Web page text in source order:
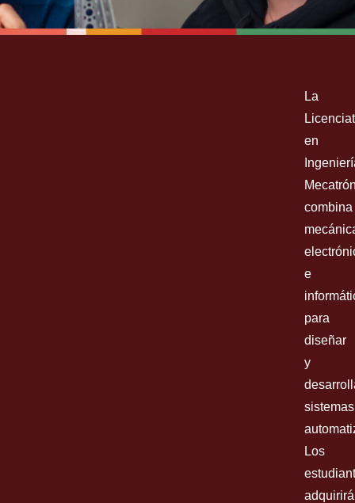
BACHELOR OF SCIENCE (B.S.)
La
en
combina
e
para
diseñar
y
sistemas
Los